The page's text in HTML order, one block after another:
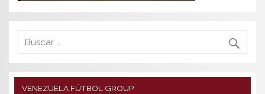
VENEZUELA FÚTBOL GROUP